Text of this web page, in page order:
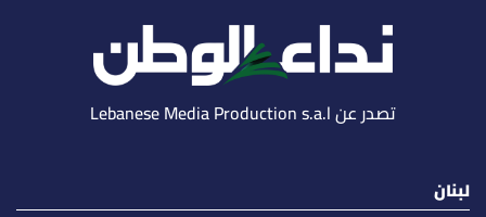
تصدر عن Lebanese Media Production s.a.l
لبنان